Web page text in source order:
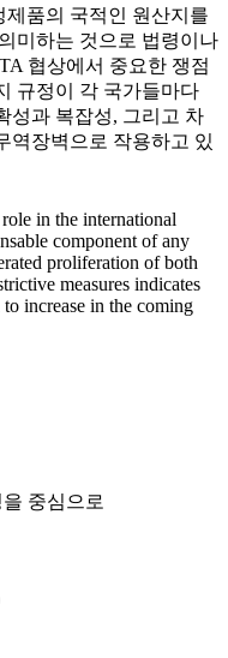
제품의 국적인 원산지를
미하는 것으로 법령이나
협상에서 중요한 쟁점
규정이 각 국가들마다
성과 복잡성, 그리고 차
역장벽으로 작용하고 있
in the international
component of any
proliferation of both
measures indicates
increase in the coming
중심으로